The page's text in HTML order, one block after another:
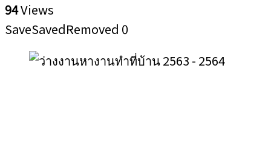
94Views
SaveSavedRemoved 0